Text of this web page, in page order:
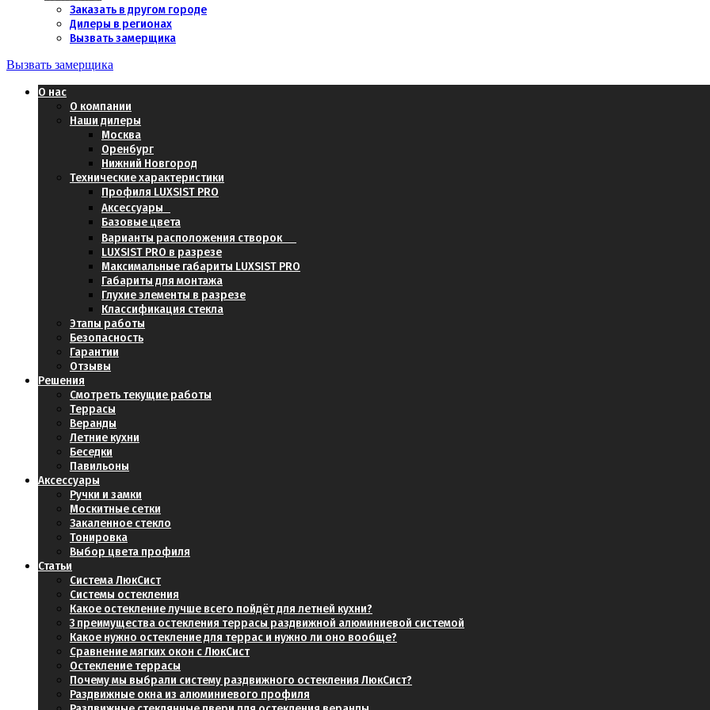
Заказать в другом городе
Дилеры в регионах
Вызвать замерщика
Вызвать замерщика
О нас
О компании
Наши дилеры
Москва
Оренбург
Нижний Новгород
Технические характеристики
Профиля LUXSIST PRO
Аксессуары
Базовые цвета
Варианты расположения створок
LUXSIST PRO в разрезе
Максимальные габариты LUXSIST PRO
Габариты для монтажа
Глухие элементы в разрезе
Классификация стекла
Этапы работы
Безопасность
Гарантии
Отзывы
Решения
Смотреть текущие работы
Террасы
Веранды
Летние кухни
Беседки
Павильоны
Аксессуары
Ручки и замки
Москитные сетки
Закаленное стекло
Тонировка
Выбор цвета профиля
Статьи
Система ЛюкСист
Системы остекления
Какое остекление лучше всего пойдёт для летней кухни?
3 преимущества остекления террасы раздвижной алюминиевой системой
Какое нужно остекление для террас и нужно ли оно вообще?
Сравнение мягких окон с ЛюкСист
Остекление террасы
Почему мы выбрали систему раздвижного остекления ЛюкСист?
Раздвижные окна из алюминиевого профиля